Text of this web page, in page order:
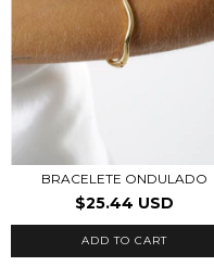
BRACELETE ONDULADO
$25.44 USD
ADD TO CART